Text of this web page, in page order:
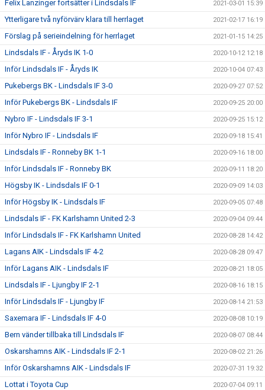
Felix Lanzinger fortsätter i Lindsdals IF 2021-03-01 15:39
Ytterligare två nyförvärv klara till herrlaget 2021-02-17 16:19
Förslag på serieindelning för herrlaget 2021-01-15 14:25
Lindsdals IF - Åryds IK 1-0 2020-10-12 12:18
Inför Lindsdals IF - Åryds IK 2020-10-04 07:43
Pukebergs BK - Lindsdals IF 3-0 2020-09-27 07:52
Inför Pukebergs BK - Lindsdals IF 2020-09-25 20:00
Nybro IF - Lindsdals IF 3-1 2020-09-25 15:12
Inför Nybro IF - Lindsdals IF 2020-09-18 15:41
Lindsdals IF - Ronneby BK 1-1 2020-09-16 18:00
Inför Lindsdals IF - Ronneby BK 2020-09-11 18:20
Högsby IK - Lindsdals IF 0-1 2020-09-09 14:03
Inför Högsby IK - Lindsdals IF 2020-09-05 07:48
Lindsdals IF - FK Karlshamn United 2-3 2020-09-04 09:44
Inför Lindsdals IF - FK Karlshamn United 2020-08-28 14:42
Lagans AIK - Lindsdals IF 4-2 2020-08-28 09:47
Inför Lagans AIK - Lindsdals IF 2020-08-21 18:05
Lindsdals IF - Ljungby IF 2-1 2020-08-16 18:15
Inför Lindsdals IF - Ljungby IF 2020-08-14 21:53
Saxemara IF - Lindsdals IF 4-0 2020-08-08 10:19
Bern vänder tillbaka till Lindsdals IF 2020-08-07 08:44
Oskarshamns AIK - Lindsdals IF 2-1 2020-08-02 21:26
Inför Oskarshamns AIK - Lindsdals IF 2020-07-31 19:32
Lottat i Toyota Cup 2020-07-04 09:11